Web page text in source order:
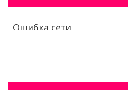
Ошибка сети...